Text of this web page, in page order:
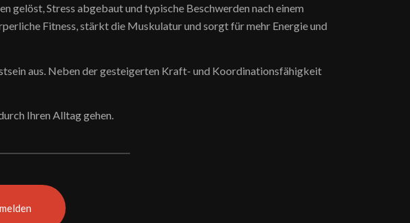
gelöst, Stress abgebaut und typische Beschwerden nach einem
Fitness, stärkt die Muskulatur und sorgt für mehr Energie und
aus. Neben der gesteigerten Kraft- und Koordinationsfähigkeit
Ihren Alltag gehen.